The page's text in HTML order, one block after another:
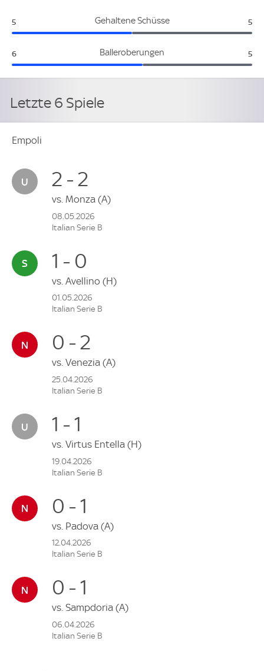
Gehaltene Schüsse
Empoli:
5 5
Balleroberungen
Empoli:
6 5
Letzte 6 Spiele
Empoli
2 - 2
vs. Monza (A)
08.05.2026
Italian Serie B
1 - 0
vs. Avellino (H)
01.05.2026
Italian Serie B
0 - 2
vs. Venezia (A)
25.04.2026
Italian Serie B
1 - 1
vs. Virtus Entella (H)
19.04.2026
Italian Serie B
0 - 1
vs. Padova (A)
12.04.2026
Italian Serie B
0 - 1
vs. Sampdoria (A)
06.04.2026
Italian Serie B